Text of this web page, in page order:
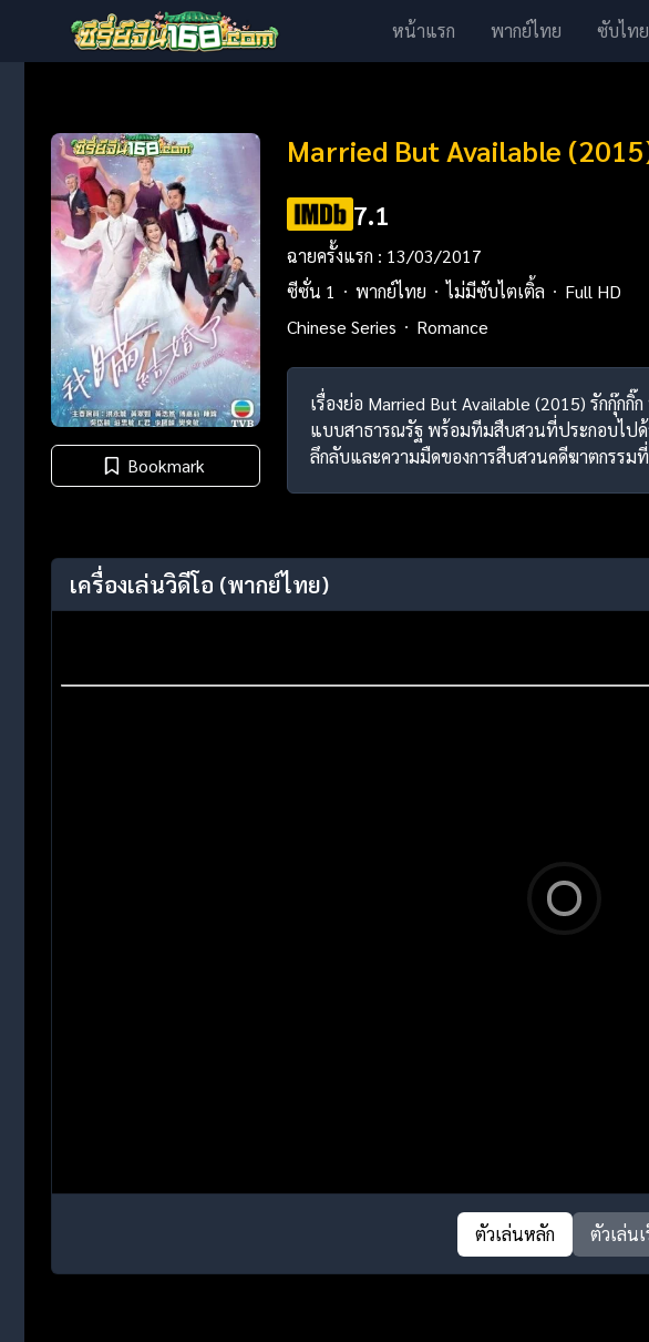
หน้าแรก พากย์ไทย ซับไทย
Bookmark
Married But Available
7.1
ฉายครั้งแรก : 13/03/2017
ซีซั่น 1
พากย์ไทย ไม่มีซับไตเติ้ล
Full HD
Chinese Series
Romance
เรื่องย่อ Married But Available (2015) รักกุ๊
แบบสาธารณรัฐ พร้อมทีมสืบสวนที่ประกอบไปด้
ลึกลับและความมืดของการสืบสวนคดีฆาตกรร
เครื่องเล่นวิดีโอ (พากย์ไทย)
ตัวเล่นหลัก ตัวเล่นเ